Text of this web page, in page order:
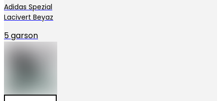
Adidas Spezial
Lacivert Beyaz
5 garson